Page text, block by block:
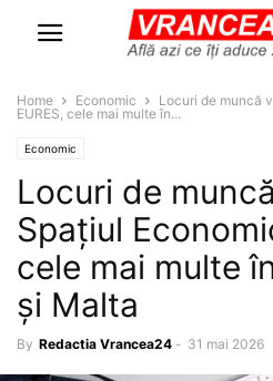
Home Economic
Locuri de muncă
EURES, cele mai multe în...
Economic
Locuri de
Spațiul
cele mai multe
și Malta
By Redactia Vrancea24 - 31 mai 2026